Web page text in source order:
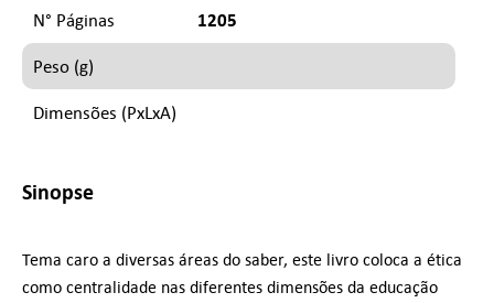
N° Páginas 1205
Peso (g)
Dimensões (PxLxA)
Sinopse
Tema caro a diversas áreas do saber, este livro coloca a ética
como centralidade nas diferentes dimensões da educação